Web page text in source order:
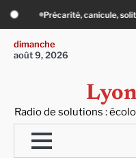
Skip
content
devient essentiel « Ça
dimanche
août 9, 2026
Radio de solutions :